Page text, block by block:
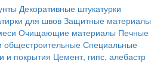
Декоративные штукатурки
для швов Защитные материалы
Очищающие материалы Печные
общестроительные Специальные
и покрытия Цемент, гипс, алебастр